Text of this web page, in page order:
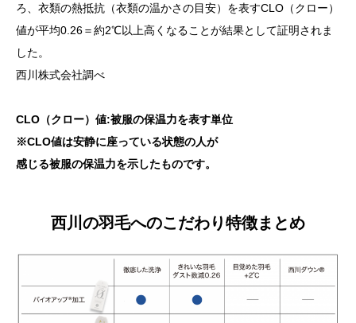
ろ、衣類の熱抵抗（衣類の温かさの目安）を表すCLO（クロー）
値が平均0.26＝約2℃以上高くなることが結果として証明されま
した。
西川株式会社調べ
CLO（クロー）値:被服の保温力を表す単位
※CLO値は安静に座っている状態の人が
感じる被服の保温力を示したものです。
西川の羽毛へのこだわり特徴まとめ